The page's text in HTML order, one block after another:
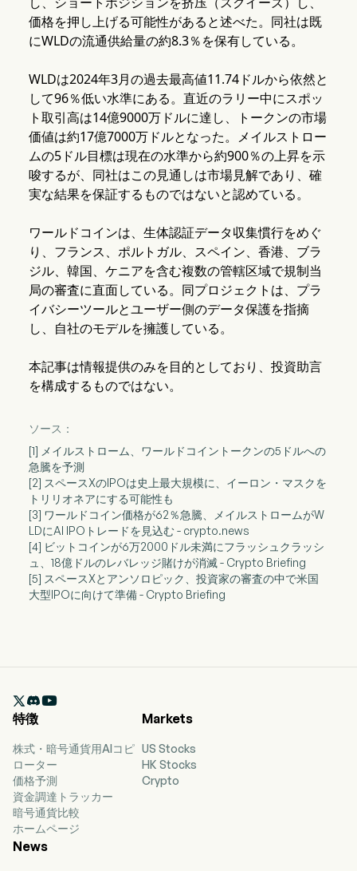
価格を押し上げる可能性があると述べた。同社は既
にWLDの流通供給量の約8.3％を保有している。
WLDは2024年3月の過去最高値11.74ドルから依然と
して96％低い水準にある。直近のラリー中にスポッ
ト取引高は14億9000万ドルに達し、トークンの市場
価値は約17億7000万ドルとなった。メイルストロー
ムの5ドル目標は現在の水準から約900％の上昇を示
唆するが、同社はこの見通しは市場見解であり、確
実な結果を保証するものではないと認めている。
ワールドコインは、生体認証データ収集慣行をめぐ
り、フランス、ポルトガル、スペイン、香港、ブラ
ジル、韓国、ケニアを含む複数の管轄区域で規制当
局の審査に直面している。同プロジェクトは、プラ
イバシーツールとユーザー側のデータ保護を指摘
し、自社のモデルを擁護している。
本記事は情報提供のみを目的としており、投資助言
を構成するものではない。
ソース：
[1] メイルストローム、ワールドコイントークンの5ドルへの
急騰を予測
[2] スペースXのIPOは史上最大規模に、イーロン・マスクを
トリリオネアにする可能性も
[3] ワールドコイン価格が62％急騰、メイルストロームがW
LDにAI IPOトレードを見込む - crypto.news
[4] ビットコインが6万2000ドル未満にフラッシュクラッシ
ュ、18億ドルのレバレッジ賭けが消滅 - Crypto Briefing
[5] スペースXとアンソロピック、投資家の審査の中で米国
大型IPOに向けて準備 - Crypto Briefing

特徴
株式・暗号通貨用AIコピ
ローター
価格予測
資金調達トラッカー
暗号通貨比較
ホームページ
Markets
US Stocks
HK Stocks
Crypto
News